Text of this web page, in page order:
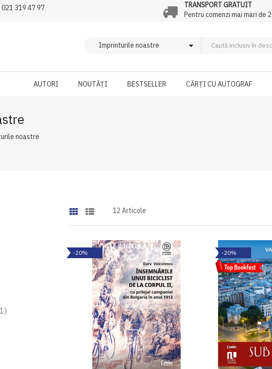
021 319 47 97
TRANSPORT GRATUIT
Pentru comenzi mai mari de
AUTORI NOUTĂȚI BESTSELLER CĂRȚI CU AUTOGRAF
noastre
1produs
12 Articole
-20% -20%